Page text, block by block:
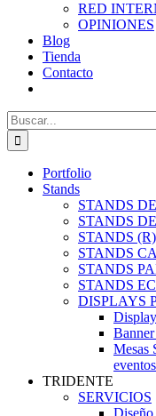
RED
OPINIONES
Blog
Tienda
Contacto
Buscar:
Portfolio
Stands
STANDS
STANDS
STANDS
STANDS
STANDS
STANDS
DISPLAYS
Mesas
eventos
TRIDENTE
SERVICIOS
Diseño